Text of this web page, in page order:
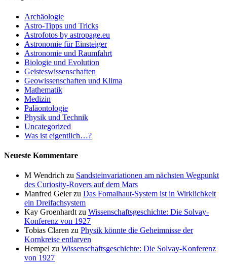
Archäologie
Astro-Tipps und Tricks
Astrofotos by astropage.eu
Astronomie für Einsteiger
Astronomie und Raumfahrt
Biologie und Evolution
Geisteswissenschaften
Geowissenschaften und Klima
Mathematik
Medizin
Paläontologie
Physik und Technik
Uncategorized
Was ist eigentlich…?
Neueste Kommentare
M Wendrich zu Sandsteinvariationen am nächsten Wegpunkt
des Curiosity-Rovers auf dem Mars
Manfred Geierzu Das Fomalhaut-System ist in Wirklichkeit
ein Dreifachsystem
Kay Groenhardt zu Wissenschaftsgeschichte: Die Solvay-
Konferenz von 1927
Tobias Claren zu Physik könnte die Geheimnisse der
Kornkreise entlarven
Hempel zu Wissenschaftsgeschichte: Die Solvay-Konferenz
von 1927